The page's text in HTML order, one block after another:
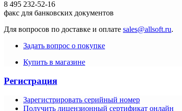
8 495 232-52-16
факс для банковских документов
Для вопросов по доставке и оплате sales@allsoft.ru.
Задать вопрос о покупке
Купить в магазине
Регистрация
Зарегистрировать серийный номер
Получить лицензионный сертификат онлайн